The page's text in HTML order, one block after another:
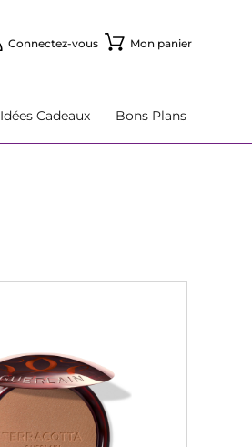
Connectez-vous Mon panier
Idées Cadeaux Bons Plans